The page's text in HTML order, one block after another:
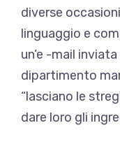
diverse
linguaggio e
un’e -mail
dipartimento
“lasciano le
dare loro gli